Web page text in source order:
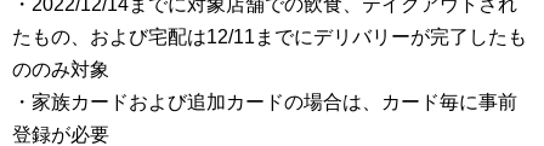
たもの、および宅配は12/11までにデリバリーが完了したも
ののみ対象
・家族カードおよび追加カードの場合は、カード毎に事前
登録が必要